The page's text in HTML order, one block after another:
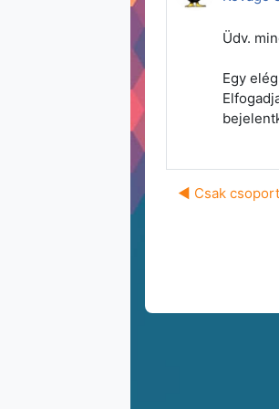
Üdv.
Egy
◀︎ Csak